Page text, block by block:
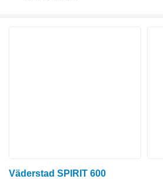
Väderstad SPIRIT 600